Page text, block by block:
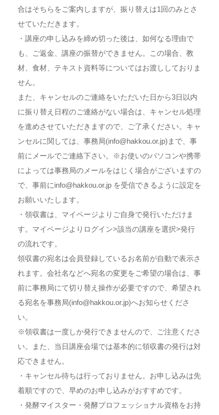
合はそちらをご案内しますが、振り替えは1回のみとさ
せていただきます。
・講座の申し込みを締め切った後は、如何なる理由で
も、ご返金、講座の振替ができません。この場合、教
材、食材、テキスト資料等についてはお渡ししておりま
せん。
また、キャンセルのご連絡をいただいた日から3日以内
に振り替え日程のご連絡がない場合は、キャンセル処理
を進めさせていただきますので、ご了承ください。キャ
ンセルに関しては、事務局(info@hakkou.or.jp)まで、事
前にメールでご連絡下さい。※お使いのパソコンや携帯
によっては事務局のメールをはじく場合がございますの
で、事前にinfo@hakkou.or.jp を受信できるように設定を
お願いいたします。
・領収書は、マイページよりご自身で発行いただけま
す。マイページよりログイン>該当の講座を選択>発行
の流れです。
領収書の宛名は会員登録しているお名前が自動で表示さ
れます。会社名などへ宛名の変更をご希望の場合は、事
前に事務局にて切り替え操作が必要ですので、希望され
る宛名を事務局(info@hakkou.or.jp)へお知らせくださ
い。
※領収書は一度しか発行できませんので、ご注意くださ
い。また、当日講座会場では基本的に領収書の発行は対
応できません。
・キャンセル待ちは行っておりません。お申し込みは先
着順ですので、早めのお申し込みがおすすめです。
・発酵マイスター・発酵プロフェッショナル資格をお持